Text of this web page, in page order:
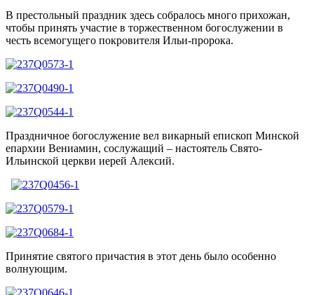
В престольный праздник здесь собралось много прихожан,
чтобы принять участие в торжественном богослужении в
честь всемогущего покровителя Ильи-пророка.
Праздничное богослужение вел викарный епископ Минской
епархии Вениамин, сослужащий – настоятель Свято-
Ильинской церкви иерей Алексий.
Принятие святого причастия в этот день было особенно
волнующим.